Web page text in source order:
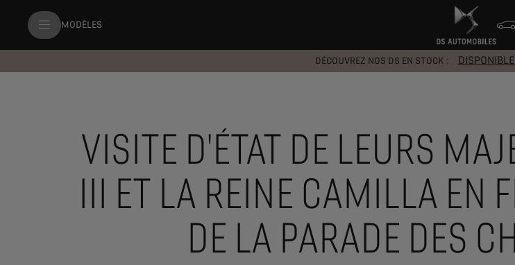
MODÈLES
DÉCOUVREZ NOS DS EN STOCK :
VISITE D'ÉTAT DE LEURS
III ET LA REINE CAMILLA EN
DE LA PARADE DES